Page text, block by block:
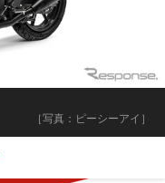
［写真：ピーシーアイ］